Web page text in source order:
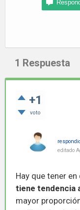
1 Respuesta
+1
voto
editado
Hay que tener
tiene tendencia
mayor